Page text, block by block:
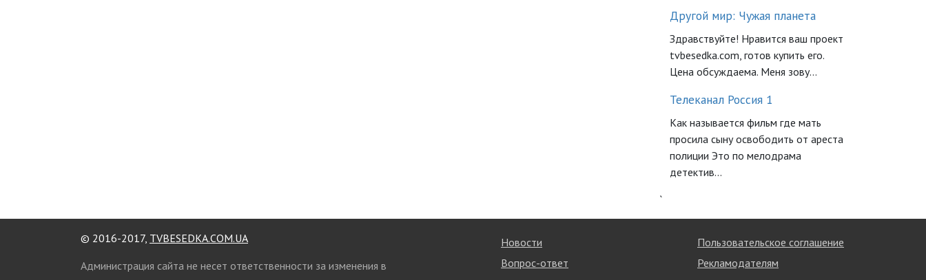
Другой мир: Чужая планета
Здравствуйте! Нравится ваш проект
tvbesedka.com, готов купить его.
Цена обсуждаема. Меня зову...
Телеканал Россия 1
Как называется фильм где мать
просила сыну освободить от ареста
полиции Это по мелодрама
детектив...
`
© 2016-2017, TVBESEDKA.COM.UA
Администрация сайта не несет ответственности за изменения в
Новости
Вопрос-ответ
Пользовательское соглашение
Рекламодателям